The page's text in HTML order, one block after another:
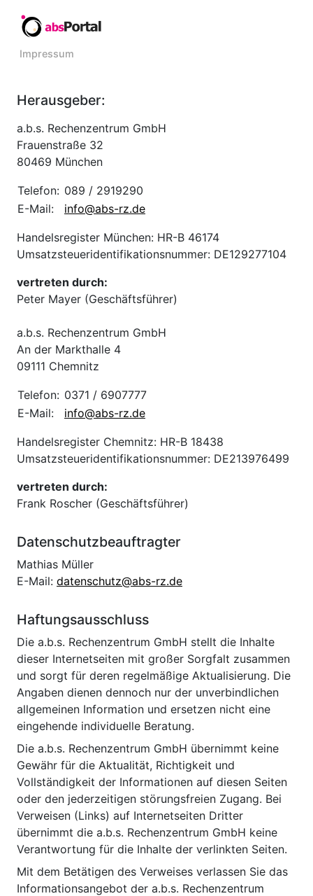
Impressum
Herausgeber:
a.b.s. Rechenzentrum GmbH
Frauenstraße 32
80469 München
Telefon: 089 / 2919290
E-Mail:
info@abs-rz.de
Handelsregister München: HR-B 46174
Umsatzsteueridentifikationsnummer: DE129277104
vertreten durch:
Peter Mayer (Geschäftsführer)
a.b.s. Rechenzentrum GmbH
An der Markthalle 4
09111 Chemnitz
Telefon: 0371 / 6907777
E-Mail:
info@abs-rz.de
Handelsregister Chemnitz: HR-B 18438
Umsatzsteueridentifikationsnummer: DE213976499
vertreten durch:
Frank Roscher (Geschäftsführer)
Datenschutzbeauftragter
Mathias Müller
E-Mail: datenschutz@abs-rz.de
Haftungsausschluss
Die a.b.s. Rechenzentrum GmbH stellt die Inhalte
dieser Internetseiten mit großer Sorgfalt zusammen
und sorgt für deren regelmäßige Aktualisierung. Die
Angaben dienen dennoch nur der unverbindlichen
allgemeinen Information und ersetzen nicht eine
eingehende individuelle Beratung.
Die a.b.s. Rechenzentrum GmbH übernimmt keine
Gewähr für die Aktualität, Richtigkeit und
Vollständigkeit der Informationen auf diesen Seiten
oder den jederzeitigen störungsfreien Zugang. Bei
Verweisen (Links) auf Internetseiten Dritter
übernimmt die a.b.s. Rechenzentrum GmbH keine
Verantwortung für die Inhalte der verlinkten Seiten.
Mit dem Betätigen des Verweises verlassen Sie das
Informationsangebot der a.b.s. Rechenzentrum